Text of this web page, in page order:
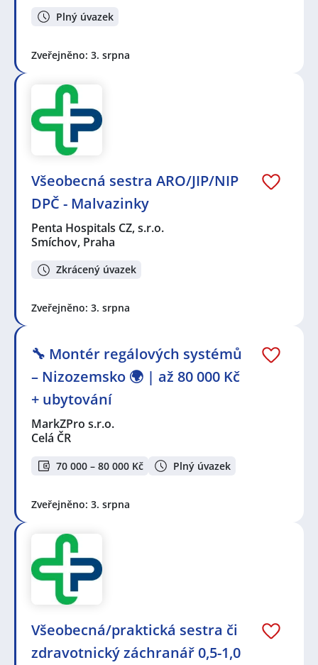
Plný úvazek
Zveřejněno: 3. srpna
Všeobecná sestra ARO/JIP/NIP
DPČ - Malvazinky
Penta Hospitals CZ, s.r.o.
Smíchov, Praha
Zkrácený úvazek
Zveřejněno: 3. srpna
🔧 Montér regálových systémů
– Nizozemsko 🌍 | až 80 000 Kč
+ ubytování
MarkZPro s.r.o.
Celá ČR
70 000 – 80 000 Kč Plný úvazek
Zveřejněno: 3. srpna
Všeobecná/praktická sestra či
zdravotnický záchranář 0,5-1,0